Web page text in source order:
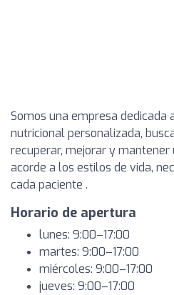
Somos una empresa dedicada
nutricional personalizada,
recuperar, mejorar y mantener
acorde a los estilos de vida,
cada paciente .
Horario de apertura
lunes: 9:00–17:00
martes: 9:00–17:00
miércoles: 9:00–17:00
jueves: 9:00–17:00